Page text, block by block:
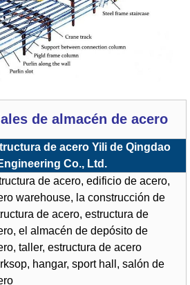
de almacén de acero
de acero Yili de Qingdao
Co., Ltd.
de acero, edificio de acero,
warehouse, la construcción de
de acero, estructura de
el almacén de depósito de
taller, estructura de acero
hangar, sport hall, salón de